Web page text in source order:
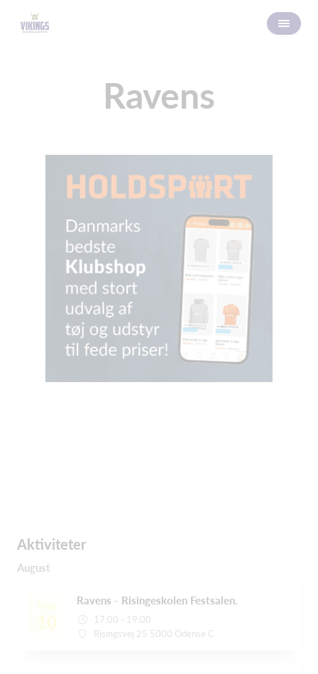
Ravens
Aktiviteter
August
Man
10
Ravens - Risingeskolen Festsalen.
17:00 - 19:00
Risingsvej 25 5000 Odense C